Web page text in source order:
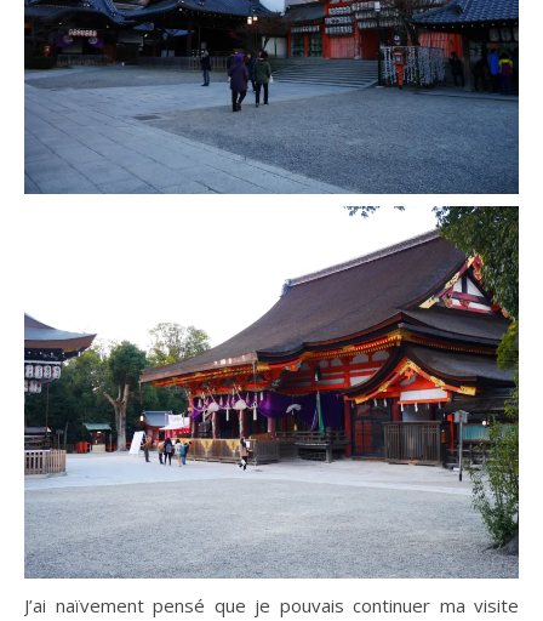
J’ai naïvement pensé que je pouvais continuer ma visite